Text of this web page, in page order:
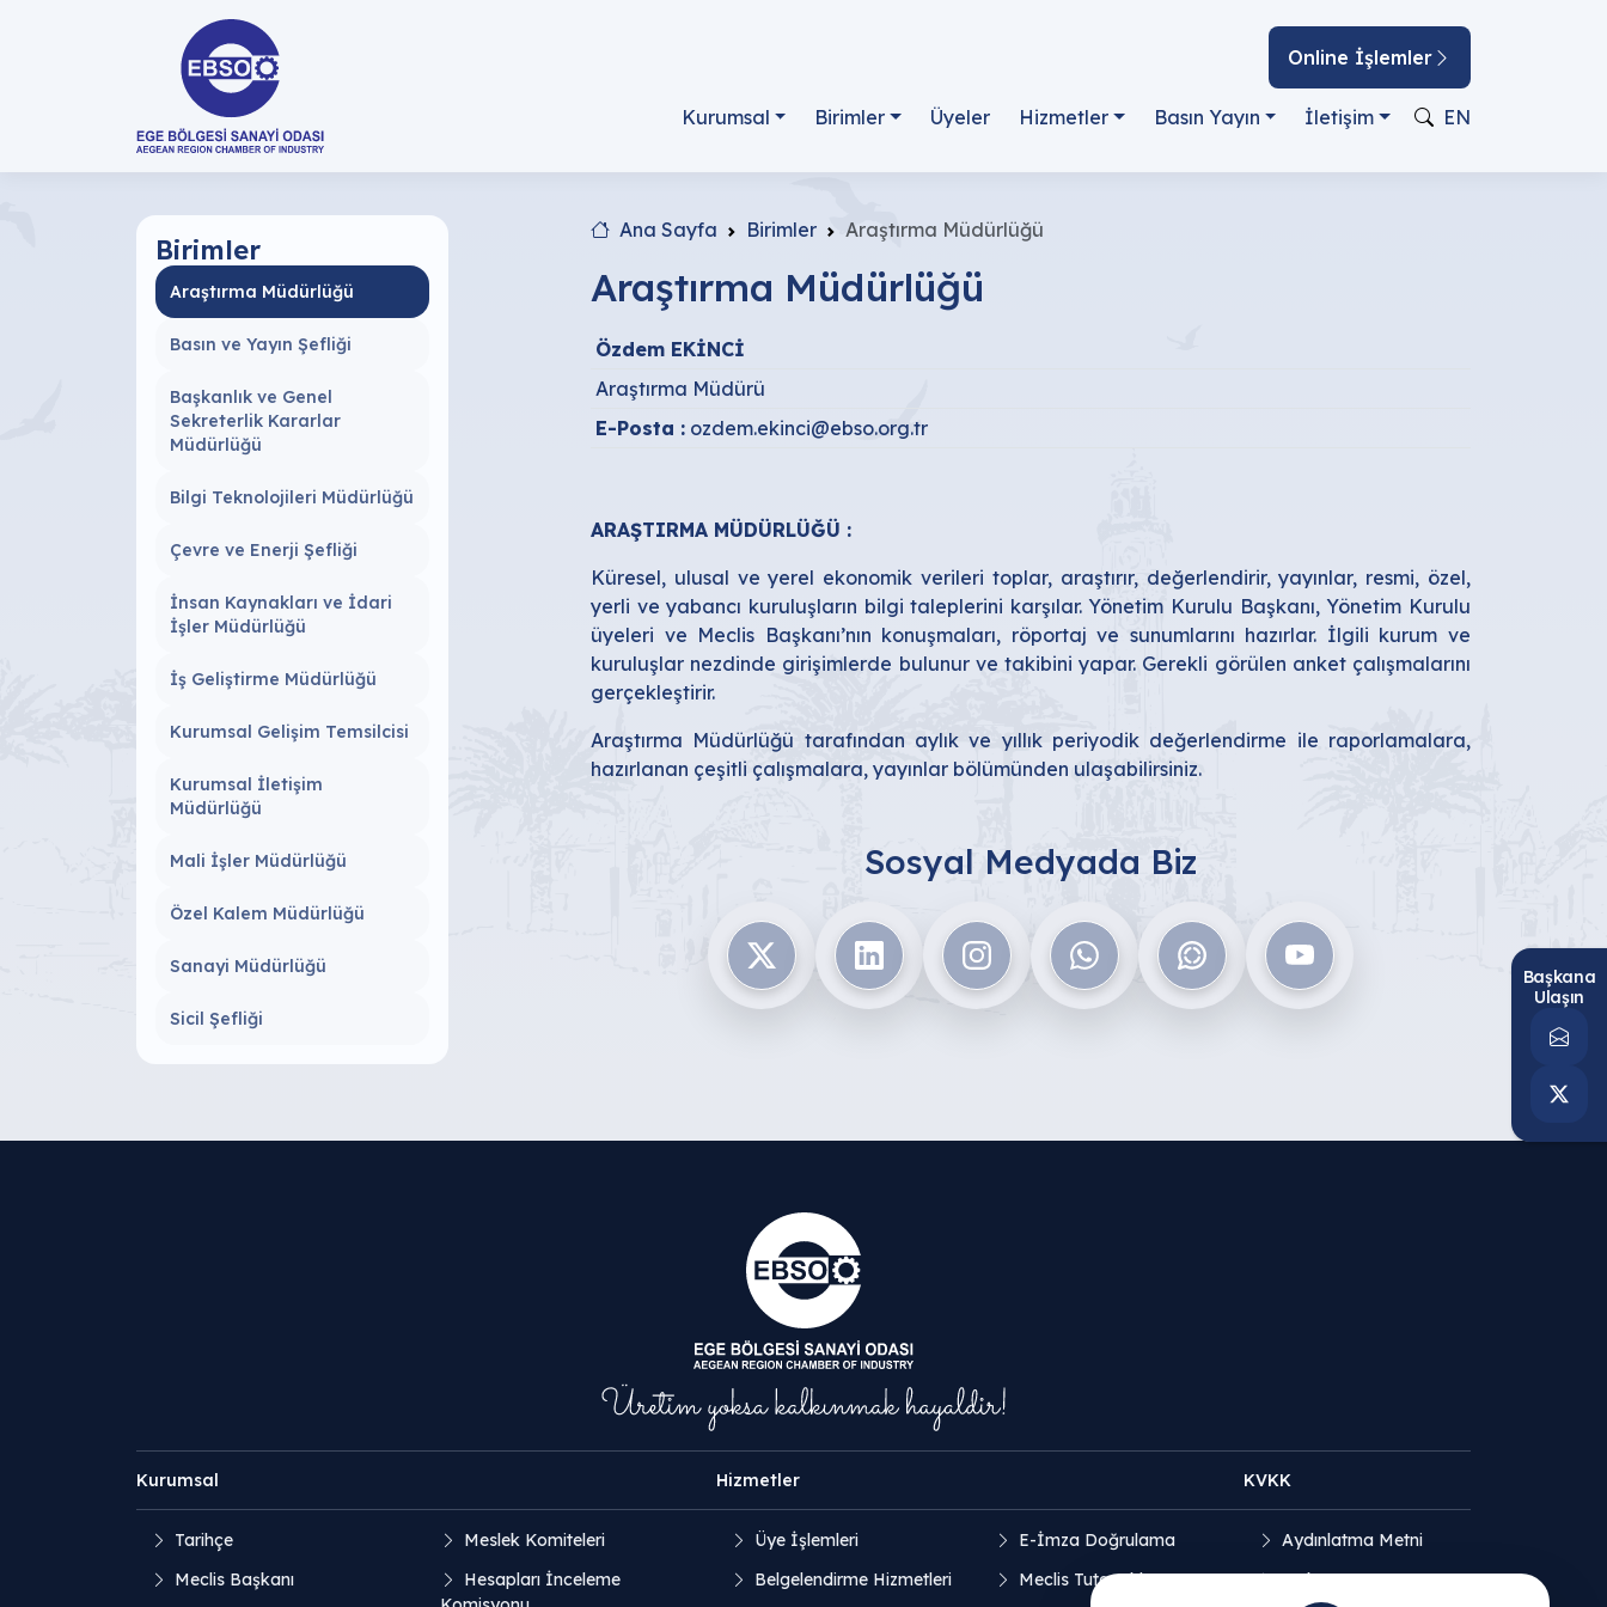
Online İşlemler
Kurumsal Birimler Üyeler Hizmetler Basın Yayın İletişim EN
Ana Sayfa Birimler Araştırma Müdürlüğü
Araştırma Müdürlüğü
Özdem EKİNCİ
Araştırma Müdürü
E-Posta : ozdem.ekinci@ebso.org.tr
ARAŞTIRMA MÜDÜRLÜĞÜ :
Küresel, ulusal ve yerel ekonomik verileri toplar, araştırır, değerlendirir, yayınlar, resmi, özel,
yerli ve yabancı kuruluşların bilgi taleplerini karşılar. Yönetim Kurulu Başkanı, Yönetim Kurulu
üyeleri ve Meclis Başkanı’nın konuşmaları, röportaj ve sunumlarını hazırlar. İlgili kurum ve
kuruluşlar nezdinde girişimlerde bulunur ve takibini yapar. Gerekli görülen anket çalışmalarını
gerçekleştirir.
Araştırma Müdürlüğü tarafından aylık ve yıllık periyodik değerlendirme ile raporlamalara,
hazırlanan çeşitli çalışmalara, yayınlar bölümünden ulaşabilirsiniz.
Sosyal Medyada Biz
Birimler
Araştırma Müdürlüğü
Basın ve Yayın Şefliği
Başkanlık ve Genel
Sekreterlik Kararlar
Müdürlüğü
Bilgi Teknolojileri Müdürlüğü
Çevre ve Enerji Şefliği
İnsan Kaynakları ve İdari
İşler Müdürlüğü
İş Geliştirme Müdürlüğü
Kurumsal Gelişim Temsilcisi
Kurumsal İletişim
Müdürlüğü
Mali İşler Müdürlüğü
Özel Kalem Müdürlüğü
Sanayi Müdürlüğü
Sicil Şefliği
Kurumsal
Tarihçe
Meclis Başkanı
Meslek Komiteleri
Hesapları İnceleme
Hizmetler
Üye İşlemleri
Belgelendirme Hizmetleri
E-İmza Doğrulama
Meclis Tutanakları
KVKK
Aydınlatma Metni
Açık Rıza Beyanı
Başkana
Ulaşın